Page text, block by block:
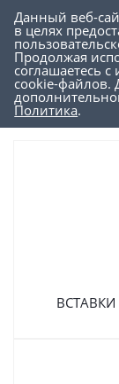
Торговое
Подставки
Данный веб-
в целях
Продолжая
соглашаетесь
cookie-файлов.
Политика.